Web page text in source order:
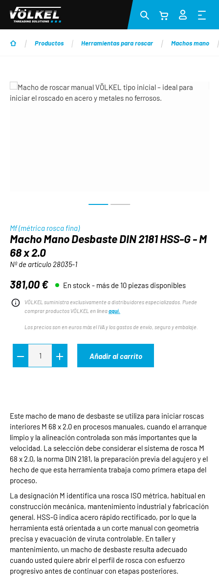
Saltar al contenido principal
Productos Herramientas para roscar Machos mano
Omitir galería de imágenes
Mf (métrica rosca fina)
Macho Mano Desbaste DIN 2181 HSS-G - M
68 x 2.0
Nº de artículo 28035-1
Precio normal:
381,00 € En stock - más de 10 piezas disponibles
VÖLKEL suministra exclusivamente a distribuidores especializados. Puede
comprar productos VÖLKEL en líneaaquí.
Los precios son en euros más el IVA y los gastos de envío, seguro y embalaje.
Añadir al carrito
Este macho de mano de desbaste se utiliza para iniciar roscas
interiores M 68 x 2.0 en procesos manuales, cuando el arranque
limpio y la alineación controlada son más importantes que la
velocidad. La selección debe considerar el sistema de rosca M
68 x 2.0, la norma DIN 2181, la preparación previa del agujero y el
hecho de que esta herramienta trabaja como primera etapa del
proceso.
La designación M identifica una rosca ISO métrica, habitual en
construcción mecánica, mantenimiento industrial y fabricación
general. HSS-G indica acero rápido rectificado, por lo que la
herramienta está orientada a un corte manual con geometría
precisa y evacuación de viruta controlable. En taller y
mantenimiento, un macho de desbaste resulta adecuado
cuando usted quiere abrir el perfil de rosca con esfuerzo
progresivo antes de continuar con etapas posteriores.